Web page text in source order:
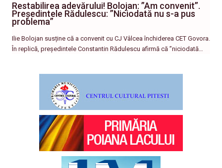
Restabilirea adevărului! Bolojan: ”Am convenit”.
Președintele Rădulescu: ”Niciodată nu s-a pus
problema”
Ilie Bolojan susține că a convenit cu CJ Vâlcea închiderea CET Govora.
În replică, președintele Constantin Rădulescu afirmă că ”niciodată…